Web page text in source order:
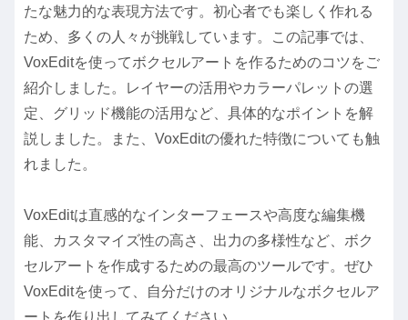
たな魅力的な表現方法です。初心者でも楽しく作れる
ため、多くの人々が挑戦しています。この記事では、
VoxEditを使ってボクセルアートを作るためのコツをご
紹介しました。レイヤーの活用やカラーパレットの選
定、グリッド機能の活用など、具体的なポイントを解
説しました。また、VoxEditの優れた特徴についても触
れました。
VoxEditは直感的なインターフェースや高度な編集機
能、カスタマイズ性の高さ、出力の多様性など、ボク
セルアートを作成するための最高のツールです。ぜひ
VoxEditを使って、自分だけのオリジナルなボクセルア